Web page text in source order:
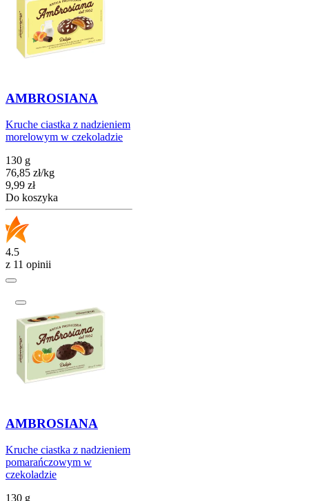
AMBROSIANA
Kruche ciastka z nadzieniem
morelowym w czekoladzie
130 g
76,85 zł/kg
Cena
9,99 zł
Do koszyka
4.5
z 11 opinii
AMBROSIANA
Kruche ciastka z nadzieniem
pomarańczowym w
czekoladzie
130 g